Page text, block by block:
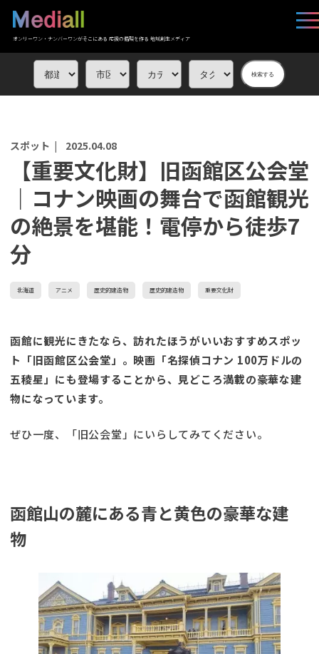
オンリーワン・ナンバーワンがそこにある 応援の循環を作る 地域創生メディア
検索する
スポット | 2025.04.08
【重要文化財】旧函館区公会堂
｜コナン映画の舞台で函館観光
の絶景を堪能！電停から徒歩7
分
北海道 アニメ 歴史的建造物 歴史的建造物 重要文化財
函館に観光にきたなら、訪れたほうがいいおすすめスポッ
ト「旧函館区公会堂」。映画「名探偵コナン 100万ドルの
五稜星」にも登場することから、見どころ満載の豪華な建
物になっています。
ぜひ一度、「旧公会堂」にいらしてみてください。
函館山の麓にある青と黄色の豪華な建
物